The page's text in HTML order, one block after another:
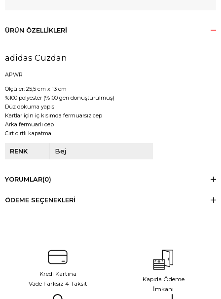
ÜRÜN ÖZELLIKLERI
adidas Cüzdan
APWR
Ölçüler: 25,5 cm x 13 cm
%100 polyester (%100 geri dönüştürülmüş)
Düz dokuma yapısı
Kartlar için iç kısımda fermuarsız cep
Arka fermuarlı cep
Cırt cırtlı kapatma
RENK Bej
YORUMLAR(0)
ÖDEME SEÇENEKLERI
Kredi Kartına
Vade Farksız 4 Taksit
Kapıda Ödeme
İmkanı